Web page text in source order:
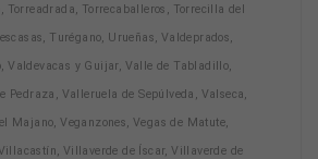
Torreadrada, Torrecaballeros, Torrecilla del
Turégano, Urueñas, Valdeprados,
Valdevacas y Guijar, Valle de Tabladillo,
Pedraza, Valleruela de Sepúlveda, Valseca,
Majano, Veganzones, Vegas de Matute,
Villaverde de Íscar, Villaverde de